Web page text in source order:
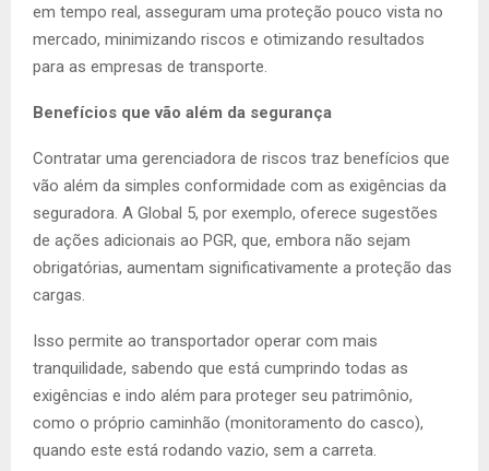
em tempo real, asseguram uma proteção pouco vista no
mercado, minimizando riscos e otimizando resultados
para as empresas de transporte.
Benefícios que vão além da segurança
Contratar uma gerenciadora de riscos traz benefícios que
vão além da simples conformidade com as exigências da
seguradora. A Global 5, por exemplo, oferece sugestões
de ações adicionais ao PGR, que, embora não sejam
obrigatórias, aumentam significativamente a proteção das
cargas.
Isso permite ao transportador operar com mais
tranquilidade, sabendo que está cumprindo todas as
exigências e indo além para proteger seu patrimônio,
como o próprio caminhão (monitoramento do casco),
quando este está rodando vazio, sem a carreta.